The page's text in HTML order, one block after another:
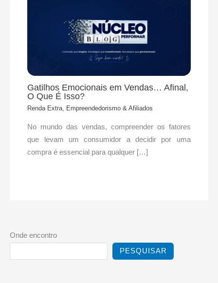
Gatilhos Emocionais em Vendas… Afinal,
O Que É Isso?
Renda Extra, Empreendedorismo & Afiliados
No mundo das vendas, compreender os fatores
que levam um consumidor a decidir por uma
compra é essencial para qualquer […]
Onde encontro
PESQUISAR